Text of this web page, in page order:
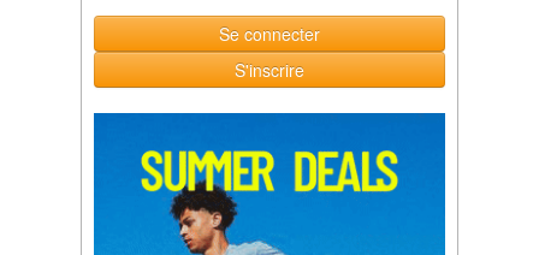
Se connecter
S'inscrire